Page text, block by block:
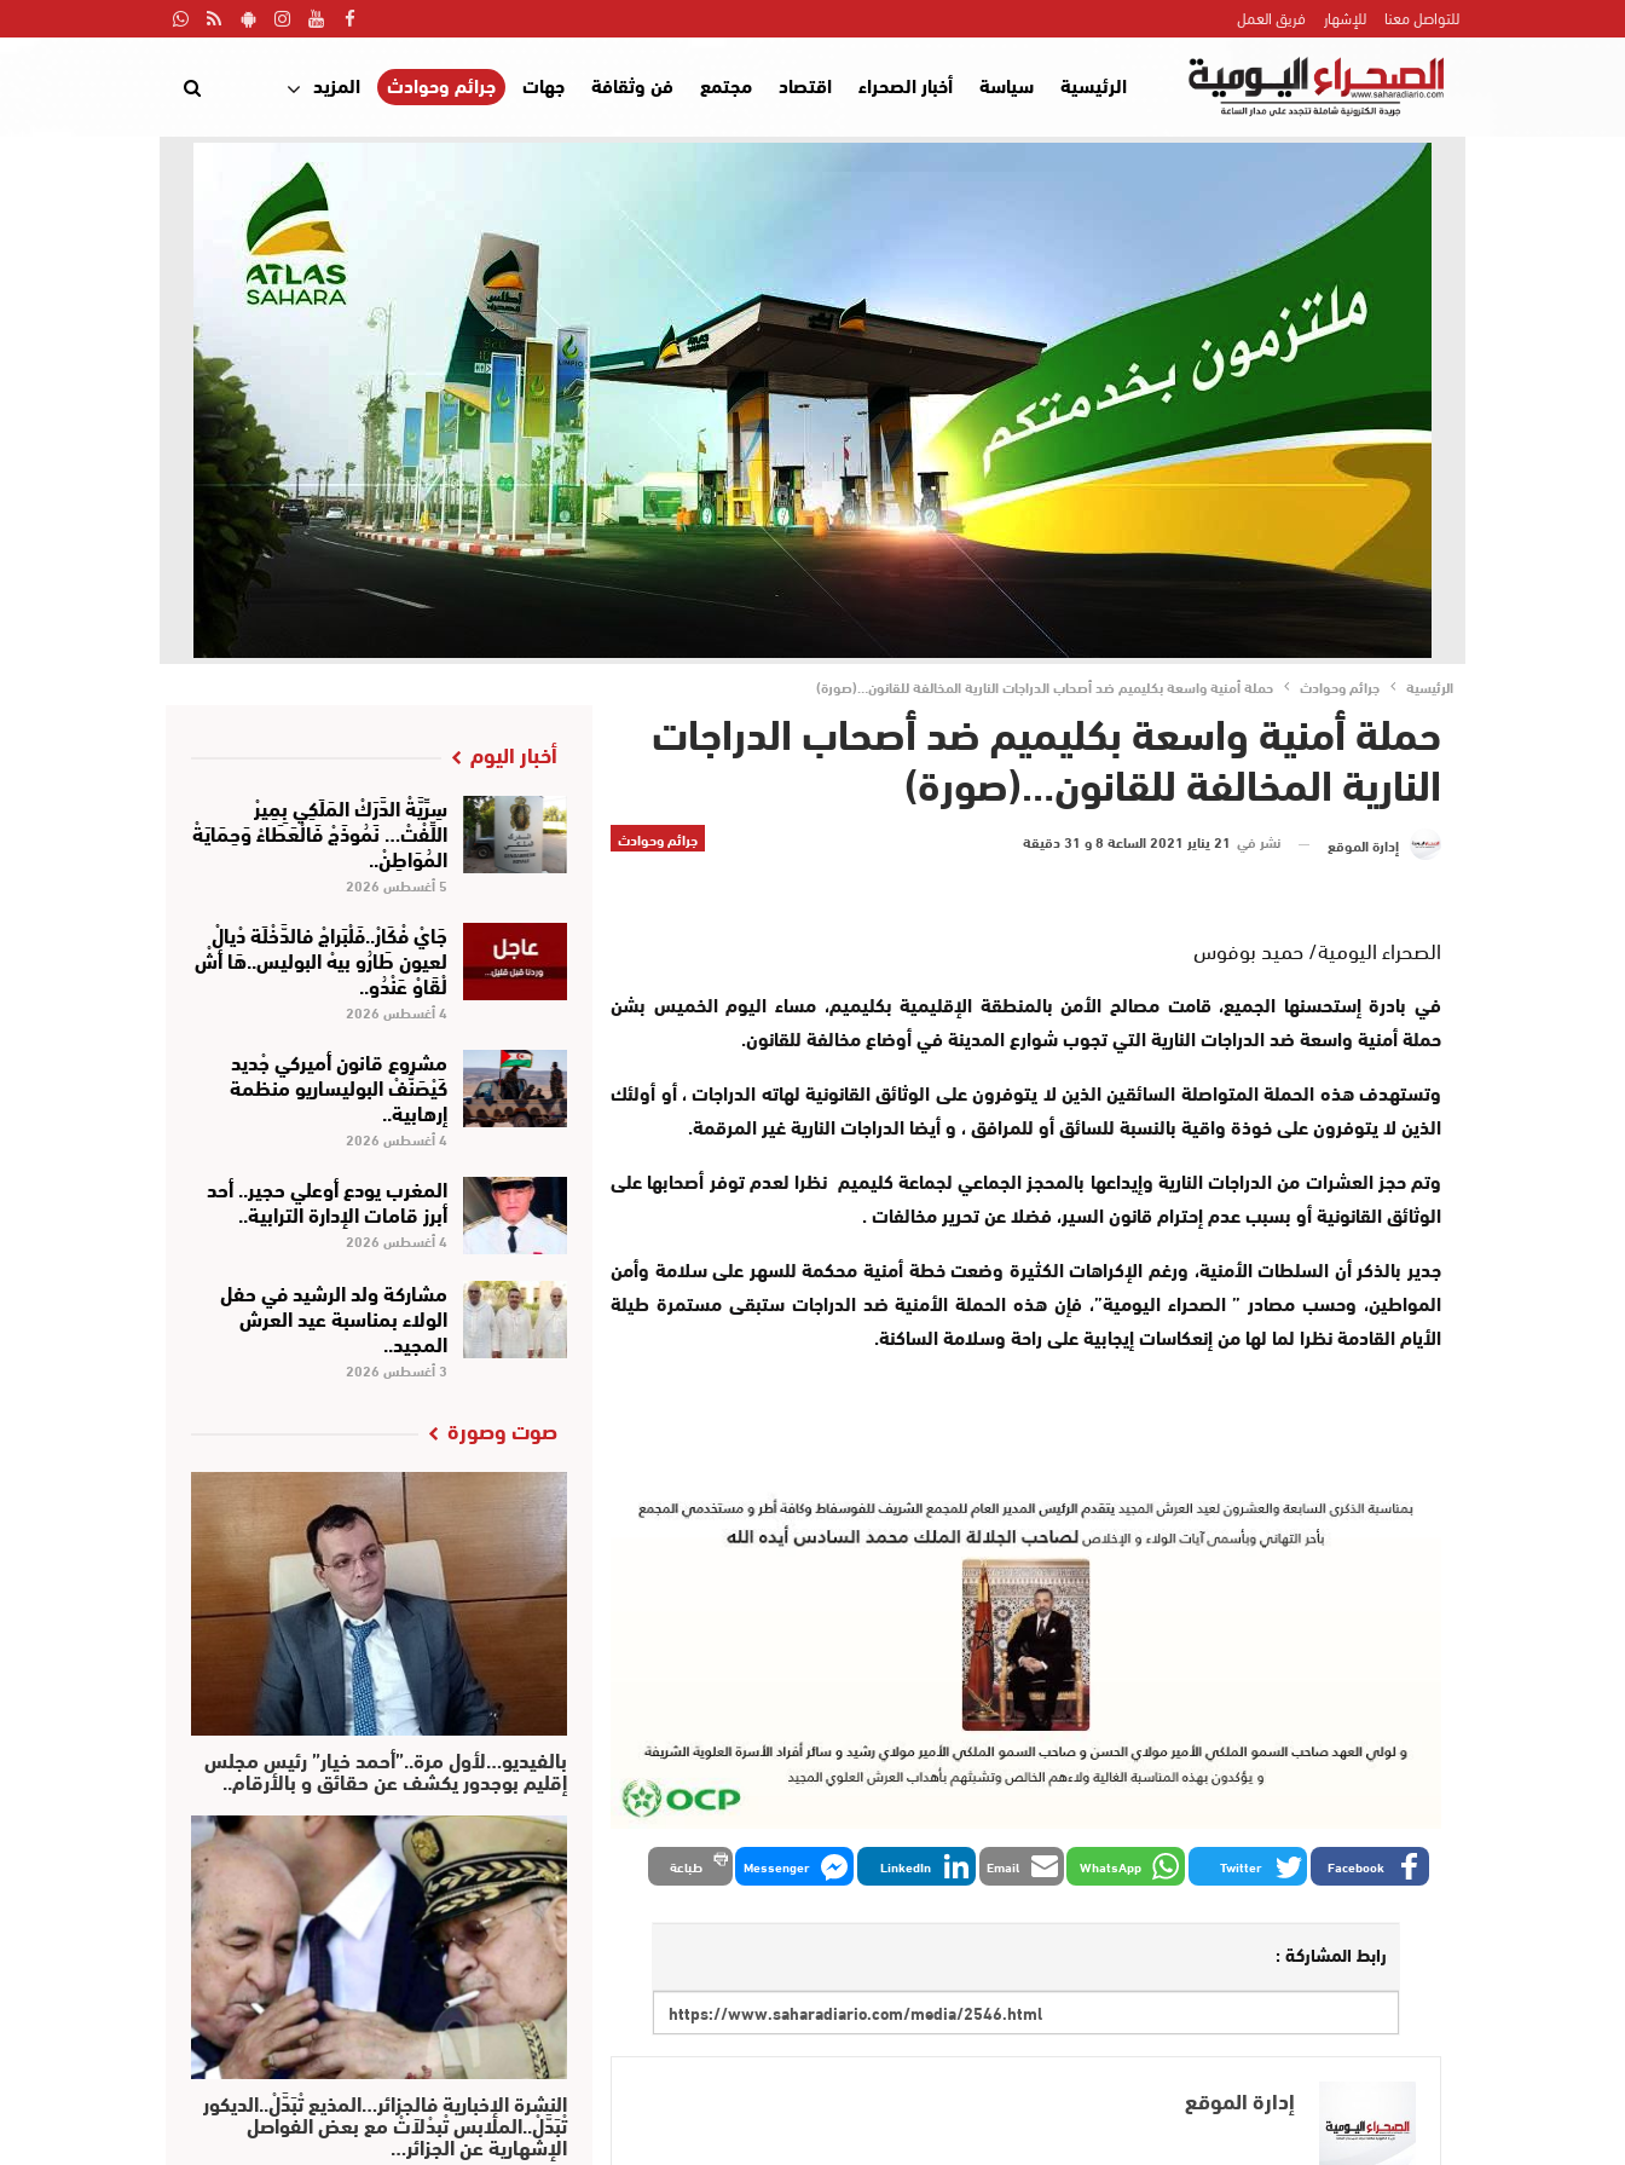
للتواصل معنا للإشهار فريق العمل
الرئيسية سياسة أخبار الصحراء اقتصاد مجتمع فن وثقافة جهات جرائم وحوادث المزيد
الرئيسية جرائم وحوادث حملة أمنية واسعة بكليميم ضد أصحاب الدراجات النارية المخالفة للقانون…(صورة)
حملة أمنية واسعة بكليميم ضد أصحاب الدراجات
النارية المخالفة للقانون…(صورة)
جرائم وحوادث إدارة الموقع نشر في 21 يناير 2021 الساعة 8 و 31 دقيقة
الصحراء اليومية/ حميد بوفوس
في بادرة إستحسنها الجميع، قامت مصالح الأمن بالمنطقة الإقليمية بكليميم، مساء اليوم الخميس بشن
حملة أمنية واسعة ضد الدراجات النارية التي تجوب شوارع المدينة في أوضاع مخالفة للقانون.
وتستهدف هذه الحملة المتواصلة السائقين الذين لا يتوفرون على الوثائق القانونية لهاته الدراجات ، أو أولئك
الذين لا يتوفرون على خوذة واقية بالنسبة للسائق أو للمرافق ، و أيضا الدراجات النارية غير المرقمة.
وتم حجز العشرات من الدراجات النارية وإيداعها بالمحجز الجماعي لجماعة كليميم نظرا لعدم توفر أصحابها على
الوثائق القانونية أو بسبب عدم إحترام قانون السير، فضلا عن تحرير مخالفات .
جدير بالذكر أن السلطات الأمنية، ورغم الإكراهات الكثيرة وضعت خطة أمنية محكمة للسهر على سلامة وأمن
المواطين، وحسب مصادر ” الصحراء اليومية”، فإن هذه الحملة الأمنية ضد الدراجات ستبقى مستمرة طيلة
الأيام القادمة نظرا لما لها من إنعكاسات إيجابية على راحة وسلامة الساكنة.
Facebook
Twitter
WhatsApp
Email
LinkedIn
Messenger طباعة
رابط المشاركة :
إدارة الموقع
أخبار اليوم
سِرِّيَّةْ الدَّرَكْ المَلَكِي بِمِيرْ
اللِّفْتْ… نَمُوذَجْ فَالْعَطَاءْ وَحِمَايَةْ
المُوَاطِنْ..
5 أغسطس 2026
جَايْ فْكَارْ..فَلْبَراجْ فالدَّخْلَة دْيالْ
لعيون طَارُو بيهْ البوليس..هَا أشْ
لْقَاوْ عَنْدُو..
4 أغسطس 2026
مشروع قانون أميركي جْديد
كَيْصَنَّفْ البوليساريو منظمة
إرهابية..
4 أغسطس 2026
المغرب يودع أوعلي حجير.. أحد
أبرز قامات الإدارة الترابية..
4 أغسطس 2026
مشاركة ولد الرشيد في حفل
الولاء بمناسبة عيد العرش
المجيد..
3 أغسطس 2026
صوت وصورة
بالفيديو…لأول مرة..”أحمد خيار” رئيس مجلس
إقليم بوجدور يكشف عن حقائق و بالأرقام..
النشرة الإخبارية فالجزائر…المذيع تْبَدَّلْ..الديكور
تْبَدَّلْ..الملابس تْبدْلاَتْ مع بعض الفواصل
الإشهارية عن الجزائر…